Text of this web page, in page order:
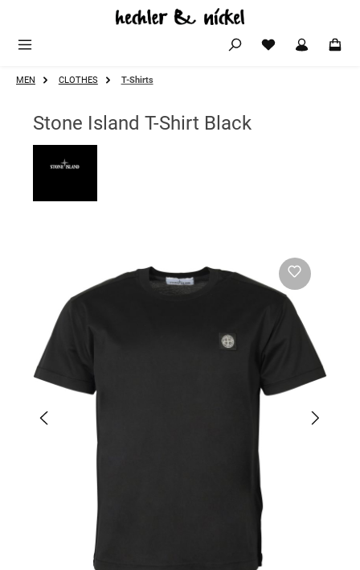
Zum Hauptinhalt springen
MEN CLOTHES T-Shirts
Stone Island T-Shirt Black